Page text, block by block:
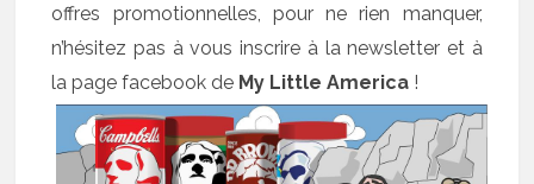
offres promotionnelles, pour ne rien manquer,
n’hésitez pas à vous inscrire à la newsletter et à
la page facebook de My Little America !